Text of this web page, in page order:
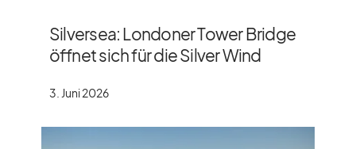
Silversea: Londoner Tower Bridge
öffnet sich für die Silver Wind
3. Juni 2026